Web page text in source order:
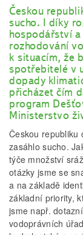
Českou
sucho. I díky
hospodářství
rozhodování
k situacím, že
spotřebitelé v
dopady
přicházet čím
program
Ministerstvo
Českou republiku
zasáhlo sucho.
týče množství
otázky jsme se
a na základě
základní priority,
jsme např.
vodoprávních